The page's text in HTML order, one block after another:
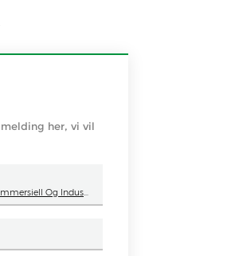
her, vi vil
Sailsolar 261 KWh Væskekjølende Energilagringssystem ESS-Kabinett Litium LiFePO4-Batteri PCS Alt-I-Ett Kommersiell Og Industriell Bruk